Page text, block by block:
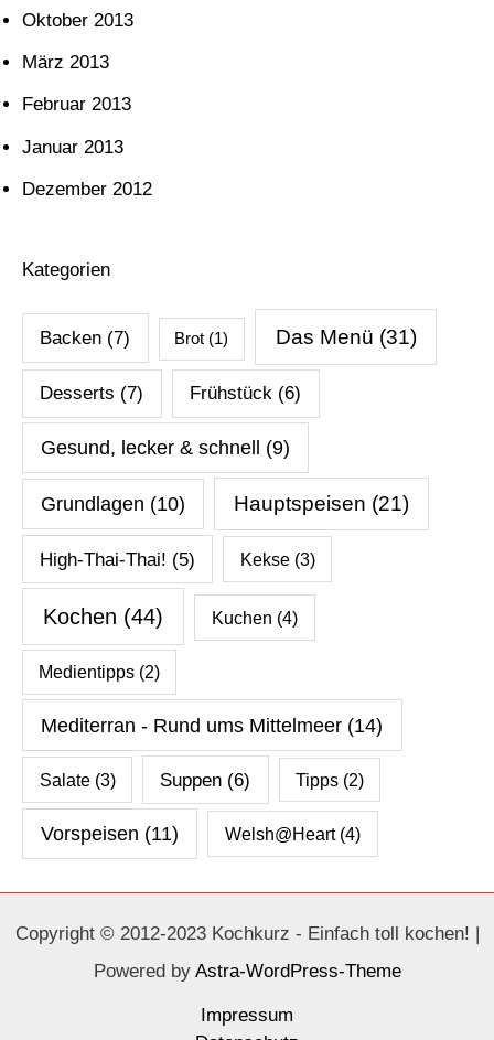
Oktober 2013
März 2013
Februar 2013
Januar 2013
Dezember 2012
Kategorien
Backen (7) Brot (1) Das Menü (31)
Desserts (7) Frühstück (6)
Gesund, lecker & schnell (9)
Grundlagen (10) Hauptspeisen (21)
High-Thai-Thai! (5) Kekse(3)
Kochen (44) Kuchen (4)
Medientipps (2)
Mediterran - Rund ums Mittelmeer (14)
Salate(3) Suppen (6) Tipps(2)
Vorspeisen (11) Welsh@Heart(4)
Copyright © 2012-2023 Kochkurz - Einfach toll kochen! |
Powered by Astra-WordPress-Theme
Impressum